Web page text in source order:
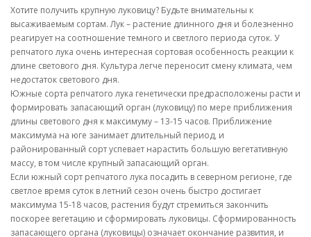
Хотите получить крупную луковицу? Будьте внимательны к
высаживаемым сортам. Лук – растение длинного дня и болезненно
реагирует на соотношение темного и светлого периода суток. У
репчатого лука очень интересная сортовая особенность реакции к
длине светового дня. Культура легче переносит смену климата, чем
недостаток светового дня.
Южные сорта репчатого лука генетически предрасположены расти и
формировать запасающий орган (луковицу) по мере приближения
длины светового дня к максимуму – 13-15 часов. Приближение
максимума на юге занимает длительный период, и
районированный сорт успевает нарастить большую вегетативную
массу, в том числе крупный запасающий орган.
Если южный сорт репчатого лука посадить в северном регионе, где
светлое время суток в летний сезон очень быстро достигает
максимума 15-18 часов, растения будут стремиться закончить
поскорее вегетацию и сформировать луковицы. Сформированность
запасающего органа (луковицы) означает окончание развития, и